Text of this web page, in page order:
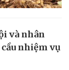
và nhân
nhiệm vụ